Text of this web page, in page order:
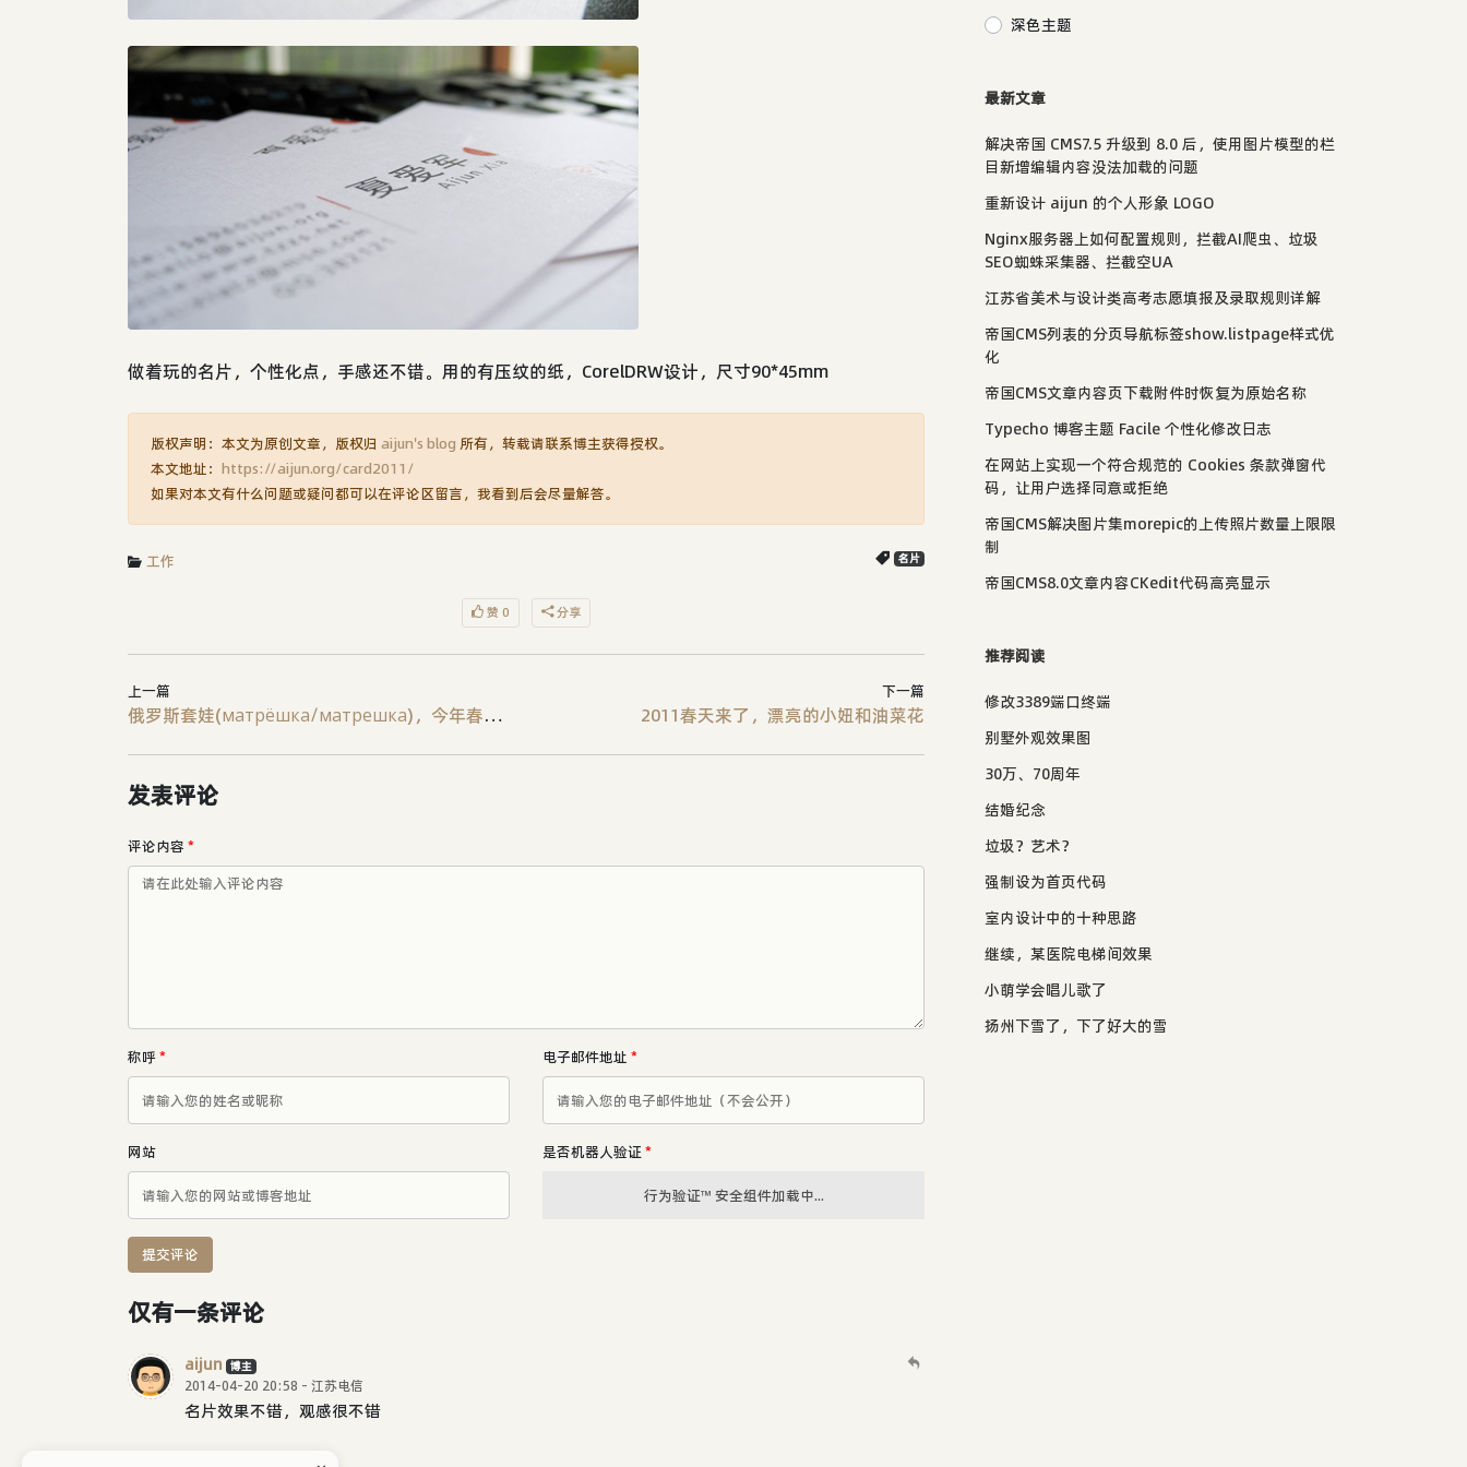
做着玩的名片，个性化点，手感还不错。用的有压纹的纸，CorelDRW设计，尺寸90*45mm
版权声明：本文为原创文章，版权归 aijun's blog 所有，转载请联系博主获得授权。
本文地址： https://aijun.org/card2011/
如果对本文有什么问题或疑问都可以在评论区留言，我看到后会尽量解答。
工作 名片
赞 0 分享
上一篇
俄罗斯套娃(матрёшка/матрешка)，今年春节小萌的玩具
下一篇
2011春天来了，漂亮的小妞和油菜花
发表评论
评论内容 *
称呼* 电子邮件地址 *
网站 是否机器人验证 *
行为验证™ 安全组件加载中...
提交评论
仅有一条评论
aijun 博主
2014-04-20 20:58 - 江苏电信
名片效果不错，观感很不错
深色主题
最新文章
解决帝国 CMS7.5 升级到 8.0 后，使用图片模型的栏
目新增编辑内容没法加载的问题
重新设计 aijun 的个人形象 LOGO
Nginx服务器上如何配置规则，拦截AI爬虫、垃圾
SEO蜘蛛采集器、拦截空UA
江苏省美术与设计类高考志愿填报及录取规则详解
帝国CMS列表的分页导航标签show.listpage样式优
化
帝国CMS文章内容页下载附件时恢复为原始名称
Typecho 博客主题 Facile 个性化修改日志
在网站上实现一个符合规范的 Cookies 条款弹窗代
码，让用户选择同意或拒绝
帝国CMS解决图片集morepic的上传照片数量上限限
制
帝国CMS8.0文章内容CKedit代码高亮显示
推荐阅读
修改3389端口终端
别墅外观效果图
30万、70周年
结婚纪念
垃圾？艺术？
强制设为首页代码
室内设计中的十种思路
继续，某医院电梯间效果
小萌学会唱儿歌了
扬州下雪了，下了好大的雪